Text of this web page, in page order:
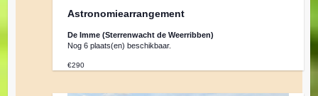
Astronomiearrangement
De Imme (Sterrenwacht de Weerribben)
Nog 6 plaats(en) beschikbaar.
€290